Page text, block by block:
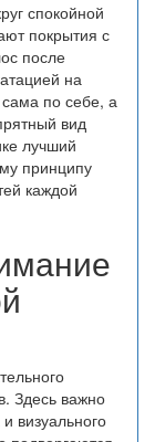
спокойной
покрытия с
после
на
сама по себе, а
вид
лучший
принципу
каждой
Здесь важно
визуального